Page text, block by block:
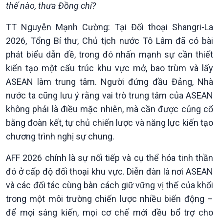
Pháp luật và đời sống
thế nào, thưa Đồng chí?
TT Nguyễn Mạnh Cường: Tại Đối thoại Shangri-La
2026, Tổng Bí thư, Chủ tịch nước Tô Lâm đã có bài
phát biểu dẫn đề, trong đó nhấn mạnh sự cần thiết
kiến tạo một cấu trúc khu vực mở, bao trùm và lấy
ASEAN làm trung tâm. Người đứng đầu Đảng, Nhà
nước ta cũng lưu ý rằng vai trò trung tâm của ASEAN
không phải là điều mặc nhiên, mà cần được củng cố
bằng đoàn kết, tự chủ chiến lược và năng lực kiến tạo
chương trình nghị sự chung.
AFF 2026 chính là sự nối tiếp và cụ thể hóa tinh thần
đó ở cấp độ đối thoại khu vực. Diễn đàn là nơi ASEAN
và các đối tác cùng bàn cách giữ vững vị thế của khối
trong một môi trường chiến lược nhiều biến động –
để mọi sáng kiến, mọi cơ chế mới đều bổ trợ cho